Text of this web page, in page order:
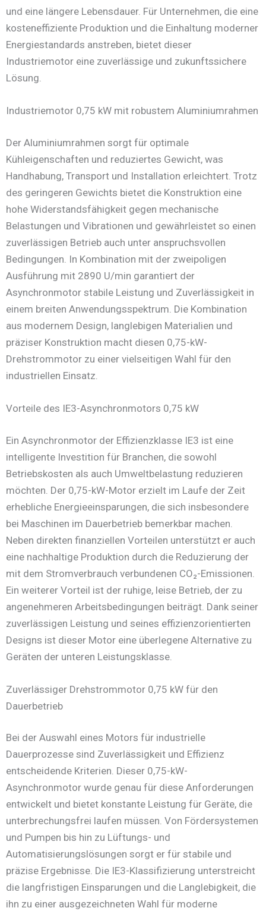
und eine längere Lebensdauer. Für Unternehmen, die eine
kosteneffiziente Produktion und die Einhaltung moderner
Energiestandards anstreben, bietet dieser
Industriemotor eine zuverlässige und zukunftssichere
Lösung.
Industriemotor 0,75 kW mit robustem Aluminiumrahmen
Der Aluminiumrahmen sorgt für optimale
Kühleigenschaften und reduziertes Gewicht, was
Handhabung, Transport und Installation erleichtert. Trotz
des geringeren Gewichts bietet die Konstruktion eine
hohe Widerstandsfähigkeit gegen mechanische
Belastungen und Vibrationen und gewährleistet so einen
zuverlässigen Betrieb auch unter anspruchsvollen
Bedingungen. In Kombination mit der zweipoligen
Ausführung mit 2890 U/min garantiert der
Asynchronmotor stabile Leistung und Zuverlässigkeit in
einem breiten Anwendungsspektrum. Die Kombination
aus modernem Design, langlebigen Materialien und
präziser Konstruktion macht diesen 0,75-kW-
Drehstrommotor zu einer vielseitigen Wahl für den
industriellen Einsatz.
Vorteile des IE3-Asynchronmotors 0,75 kW
Ein Asynchronmotor der Effizienzklasse IE3 ist eine
intelligente Investition für Branchen, die sowohl
Betriebskosten als auch Umweltbelastung reduzieren
möchten. Der 0,75-kW-Motor erzielt im Laufe der Zeit
erhebliche Energieeinsparungen, die sich insbesondere
bei Maschinen im Dauerbetrieb bemerkbar machen.
Neben direkten finanziellen Vorteilen unterstützt er auch
eine nachhaltige Produktion durch die Reduzierung der
mit dem Stromverbrauch verbundenen CO₂-Emissionen.
Ein weiterer Vorteil ist der ruhige, leise Betrieb, der zu
angenehmeren Arbeitsbedingungen beiträgt. Dank seiner
zuverlässigen Leistung und seines effizienzorientierten
Designs ist dieser Motor eine überlegene Alternative zu
Geräten der unteren Leistungsklasse.
Zuverlässiger Drehstrommotor 0,75 kW für den
Dauerbetrieb
Bei der Auswahl eines Motors für industrielle
Dauerprozesse sind Zuverlässigkeit und Effizienz
entscheidende Kriterien. Dieser 0,75-kW-
Asynchronmotor wurde genau für diese Anforderungen
entwickelt und bietet konstante Leistung für Geräte, die
unterbrechungsfrei laufen müssen. Von Fördersystemen
und Pumpen bis hin zu Lüftungs- und
Automatisierungslösungen sorgt er für stabile und
präzise Ergebnisse. Die IE3-Klassifizierung unterstreicht
die langfristigen Einsparungen und die Langlebigkeit, die
ihn zu einer ausgezeichneten Wahl für moderne